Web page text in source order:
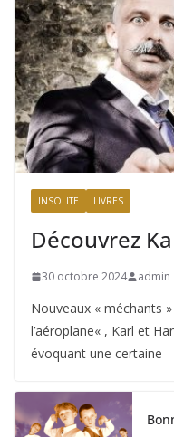
INSOLITE LIVRES
Découvrez
30 octobre 2024 admin
Nouveaux « méchants
l’aéroplane« , Karl et
évoquant une certaine